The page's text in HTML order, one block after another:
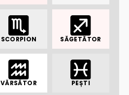
SCORPION SĂGETĂTOR
VĂRSĂTOR PEȘTI